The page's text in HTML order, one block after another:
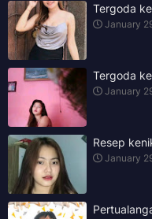
Tergoda
January
Tergoda
January
Resep
January